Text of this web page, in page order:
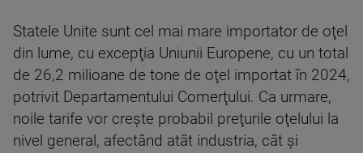
Statele Unite sunt cel mai mare importator de oţel
din lume, cu excepţia Uniunii Europene, cu un total
de 26,2 milioane de tone de oţel importat în 2024,
potrivit Departamentului Comerţului. Ca urmare,
noile tarife vor creşte probabil preţurile oţelului la
nivel general, afectând atât industria, cât şi